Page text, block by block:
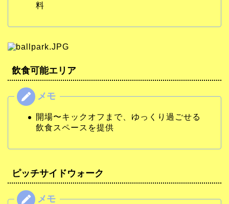
料
飲食可能エリア
開場〜キックオフまで、ゆっくり過ごせる
飲食スペースを提供
ピッチサイドウォーク